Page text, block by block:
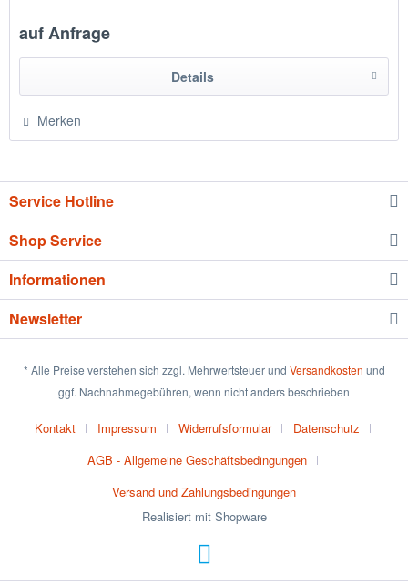
auf Anfrage
Details
Merken
Service Hotline
Shop Service
Informationen
Newsletter
* Alle Preise verstehen sich zzgl. Mehrwertsteuer und Versandkosten und
ggf. Nachnahmegebühren, wenn nicht anders beschrieben
Kontakt Impressum Widerrufsformular
Datenschutz
AGB - Allgemeine Geschäftsbedingungen
Versand und Zahlungsbedingungen
Realisiert mit Shopware